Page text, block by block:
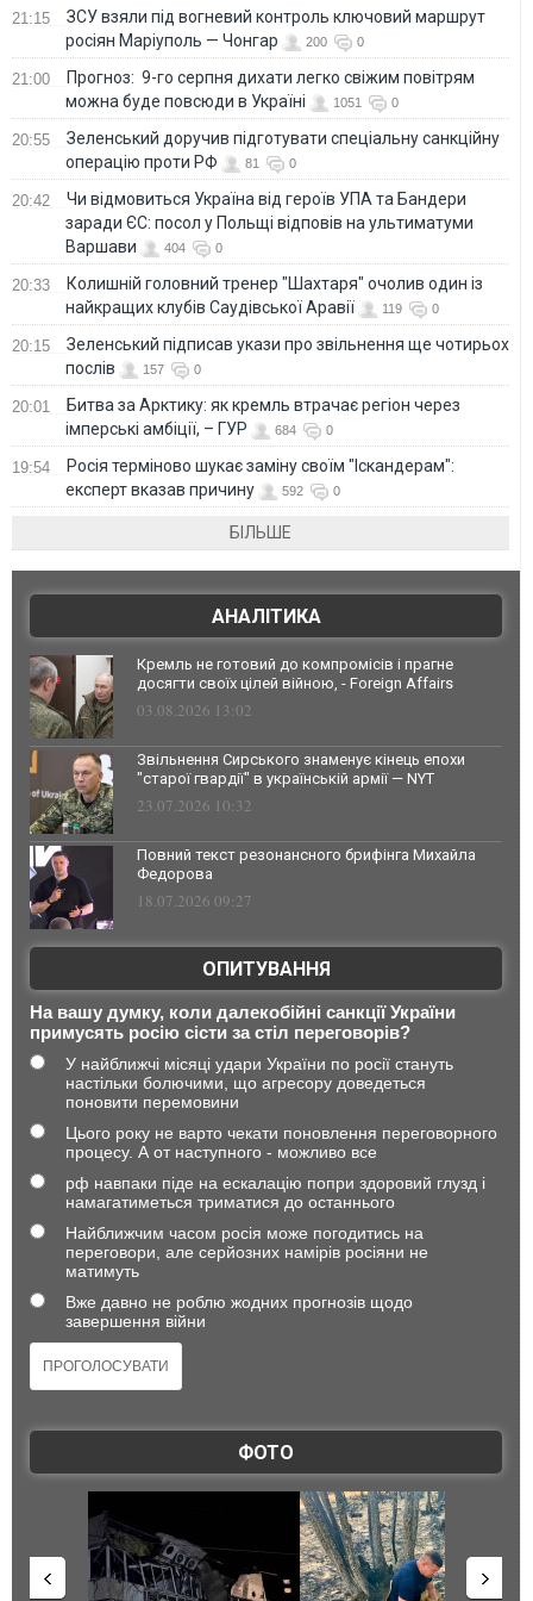
21:15
ЗСУ взяли під вогневий контроль ключовий маршрут
росіян Маріуполь — Чонгар
200 0
21:00
Прогноз: 9-го серпня дихати легко свіжим повітрям
можна буде повсюди в Україні
1051 0
20:55
Зеленський доручив підготувати спеціальну санкційну
операцію проти РФ
81 0
20:42
Чи відмовиться Україна від героїв УПА та Бандери
заради ЄС: посол у Польщі відповів на ультиматуми
Варшави
404 0
20:33
Колишній головний тренер "Шахтаря" очолив один із
найкращих клубів Саудівської Аравії
119 0
20:15
Зеленський підписав укази про звільнення ще чотирьох
послів
157 0
20:01
Битва за Арктику: як кремль втрачає регіон через
імперські амбіції, – ГУР
684 0
19:54
Росія терміново шукає заміну своїм "Іскандерам":
експерт вказав причину
592 0
БІЛЬШЕ
АНАЛІТИКА
Кремль не готовий до компромісів і прагне
досягти своїх цілей війною, - Foreign Affairs
03.08.2026 13:02
Звільнення Сирського знаменує кінець епохи
"старої гвардії" в українській армії — NYT
23.07.2026 10:32
Повний текст резонансного брифінга Михайла
Федорова
18.07.2026 09:27
ОПИТУВАННЯ
На вашу думку, коли далекобійні санкції України
примусять росію сісти за стіл переговорів?
У найближчі місяці удари України по росії стануть
настільки болючими, що агресору доведеться
поновити перемовини
Цього року не варто чекати поновлення переговорного
процесу. А от наступного - можливо все
рф навпаки піде на ескалацію попри здоровий глузд і
намагатиметься триматися до останнього
Найближчим часом росія може погодитись на
переговори, але серйозних намірів росіяни не
матимуть
Вже давно не роблю жодних прогнозів щодо
завершення війни
ФОТО